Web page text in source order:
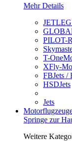
Mehr Details
PILOT-
T-
XFly-
FBJets /
HSDJets
Jets
Springe zur
Weitere